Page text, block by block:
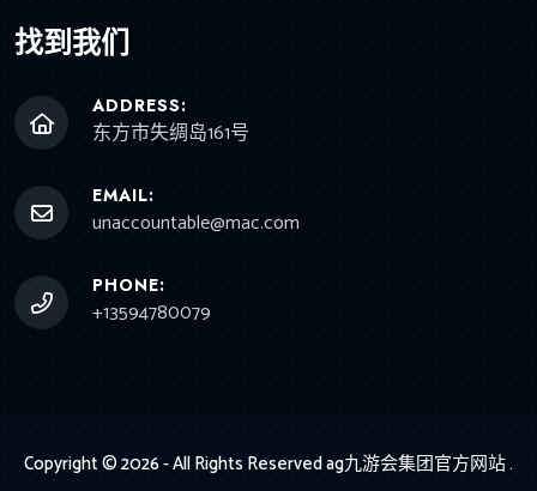
找到我们
ADDRESS:
东方市失绸岛161号
EMAIL:
unaccountable@mac.com
PHONE:
+13594780079
Copyright © 2026 - All Rights Reservedag九游会集团官方网站.